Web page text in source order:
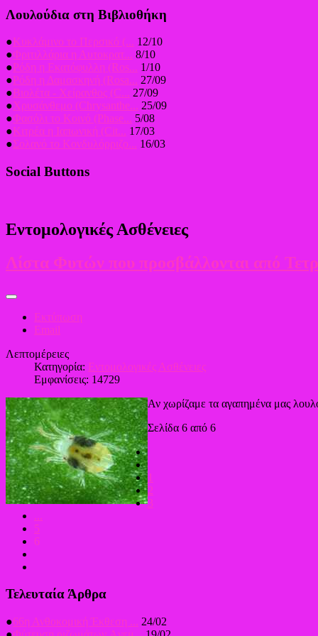
Λουλούδια στη Βιβλιοθήκη
●Κυκλάμινο το Περσικό (... 12/10
●Φριτιλλάρια η Αυτοκρατ... 8/10
●Ρόδη η Εκατόφυλλη (Ros... 1/10
●Ρόδη η Δαμασκηνή (Rosa... 27/09
●Βιολέτα - Χείρανθος (C... 27/09
●Χρυσάνθεμο (Chrysanthe... 25/09
●Φασόλι το Κοινό (Phase... 5/08
●Κιτρέα η Ιαπωνική (Cit... 17/03
●Σολανό το Κονδυλόρριζο... 16/03
Social Buttons
Εντομολογικές Ασθένειες
Λίστα Φυτών που προσβάλλονται από
Εκτύπωση
Email
Λεπτομέρειες
Κατηγορία: Εντομολογικές Ασθένειες
Εμφανίσεις: 14729
Αν χωρίζαμε τα αγαπημένα μας
Σελίδα 6 από 6
1
2
3
...
5
6
Τελευταία Άρθρα
●66η Ανθοκομική Έκθεση ... 24/02